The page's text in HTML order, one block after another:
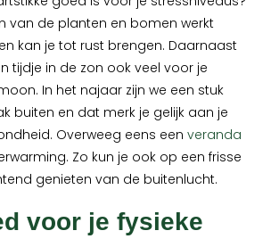
van de planten en bomen werkt
kan je tot rust brengen. Daarnaast
tijdje in de zon ook veel voor je
In het najaar zijn we een stuk
buiten en dat merk je gelijk aan je
Overweeg eens eenveranda
Zo kun je ook op een frisse
genieten van de buitenlucht.
voor je fysieke